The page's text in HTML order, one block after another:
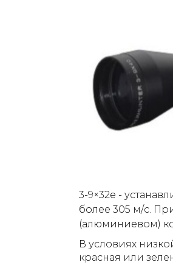
3-9×32e -
более 305 м/с.
(алюминиевом)
В условиях
красная или